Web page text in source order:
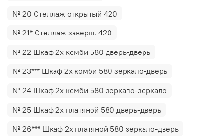
№ 20 Стеллаж открытый 420
№ 21* Стеллаж заверш. 420
№ 22 Шкаф 2х комби 580 дверь-дверь
№ 23*** Шкаф 2х комби 580 зеркало-дверь
№ 24 Шкаф 2х комби 580 зеркало-зеркало
№ 25 Шкаф 2х платяной 580 дверь-дверь
№ 26*** Шкаф 2х платяной 580 зеркало-дверь